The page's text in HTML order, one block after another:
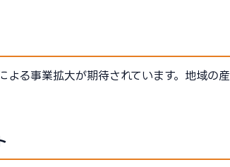
る事業拡大が期待されています。地域の産